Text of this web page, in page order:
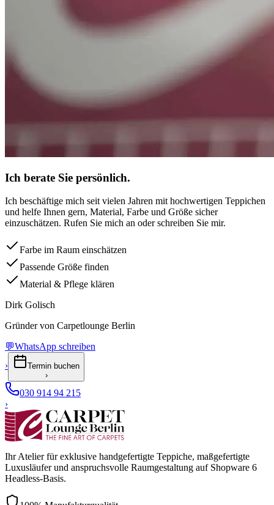
Ich berate Sie persönlich.
Ich beschäftige mich seit vielen Jahren mit hochwertigen Teppichen
und helfe Ihnen gern, Material, Farbe und Größe sicher
einzuschätzen. Rufen Sie mich an oder schreiben Sie mir.
Farbe im Raum einschätzen
Passende Größe finden
Material & Pflege klären
Dirk Golisch
Gründer von Carpetlounge Berlin
💬WhatsApp schreiben
›
Termin buchen
›
030 914 94 215
›
Ihr Atelier für exklusive handgefertigte Teppiche, maßgefertigte
Luxusläufer und anspruchsvolle Raumgestaltung auf Shopware 6
Headless-Basis.